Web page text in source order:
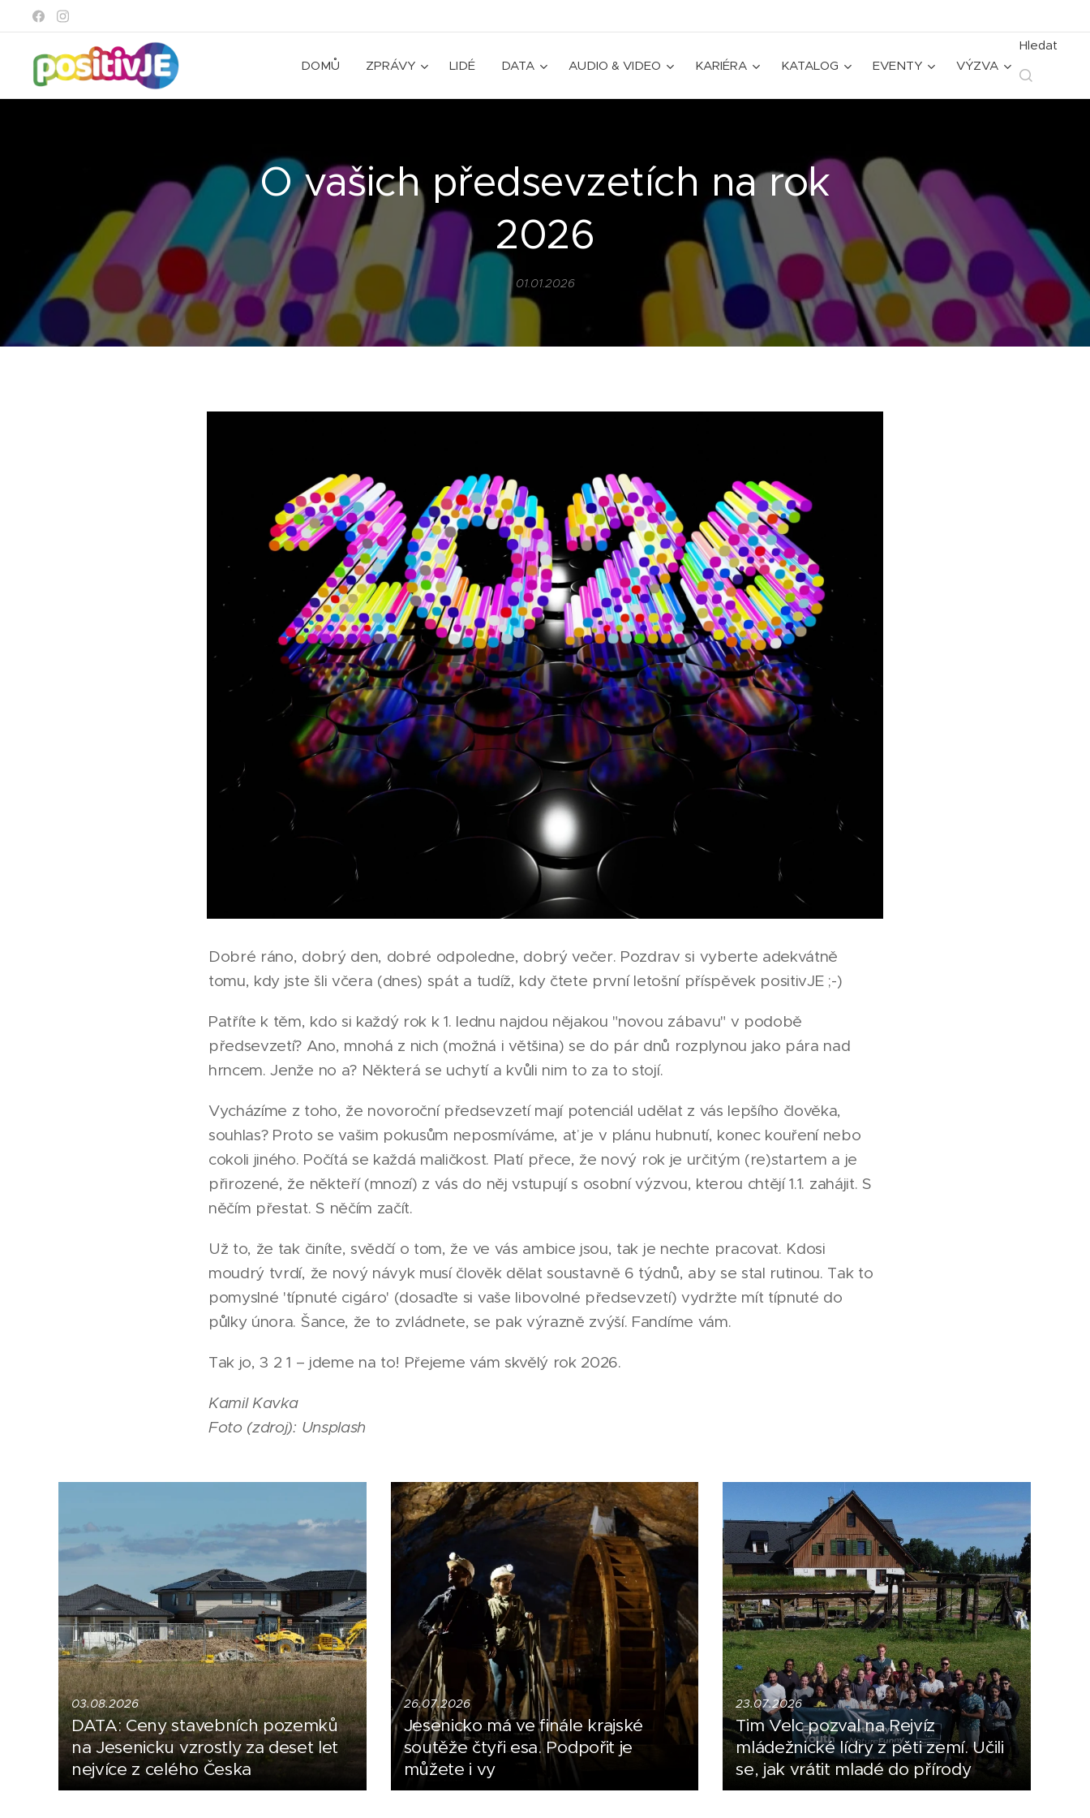
DOMŮ ZPRÁVY LIDÉ DATA AUDIO & VIDEO KARIÉRA KATALOG EVENTY VÝZVA
Hledat
O vašich předsevzetích na rok
2026
01.01.2026
Dobré ráno, dobrý den, dobré odpoledne, dobrý večer. Pozdrav si vyberte adekvátně
tomu, kdy jste šli včera (dnes) spát a tudíž, kdy čtete první letošní příspěvek positivJE ;-)
Patříte k těm, kdo si každý rok k 1. lednu najdou nějakou "novou zábavu" v podobě
předsevzetí? Ano, mnohá z nich (možná i většina) se do pár dnů rozplynou jako pára nad
hrncem. Jenže no a? Některá se uchytí a kvůli nim to za to stojí.
Vycházíme z toho, že novoroční předsevzetí mají potenciál udělat z vás lepšího člověka,
souhlas? Proto se vašim pokusům neposmíváme, ať je v plánu hubnutí, konec kouření nebo
cokoli jiného. Počítá se každá maličkost. Platí přece, že nový rok je určitým (re)startem a je
přirozené, že někteří (mnozí) z vás do něj vstupují s osobní výzvou, kterou chtějí 1.1. zahájit. S
něčím přestat. S něčím začít.
Už to, že tak činíte, svědčí o tom, že ve vás ambice jsou, tak je nechte pracovat. Kdosi
moudrý tvrdí, že nový návyk musí člověk dělat soustavně 6 týdnů, aby se stal rutinou. Tak to
pomyslné 'típnuté cigáro' (dosaďte si vaše libovolné předsevzetí) vydržte mít típnuté do
půlky února. Šance, že to zvládnete, se pak výrazně zvýší. Fandíme vám.
Tak jo, 3 2 1 – jdeme na to! Přejeme vám skvělý rok 2026.
Kamil Kavka
Foto (zdroj): Unsplash
03.08.2026
DATA: Ceny stavebních pozemků
na Jesenicku vzrostly za deset let
nejvíce z celého Česka
26.07.2026
Jesenicko má ve finále krajské
soutěže čtyři esa. Podpořit je
můžete i vy
23.07.2026
Tim Velc pozval na Rejvíz
mládežnické lídry z pěti zemí. Učili
se, jak vrátit mladé do přírody